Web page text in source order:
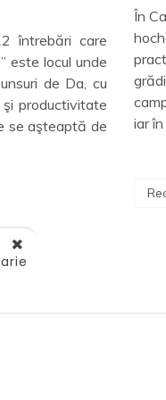
intensă cultură a jocului
copii canadieni încep
înainte de a intra
acel moment
fiecare grupă de
jucătorii sunt evaluaţi